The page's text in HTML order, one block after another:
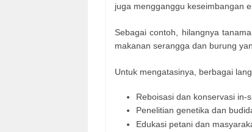
juga mengganggu keseimbangan
Sebagai contoh, hilangnya
makanan serangga dan burung
Untuk mengatasinya, berbagai
Reboisasi dan konservasi in-
Penelitian genetika dan
Edukasi petani dan